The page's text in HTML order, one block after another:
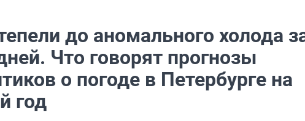
до аномального холода
Что говорят прогнозы
о погоде в Петербурге на
год